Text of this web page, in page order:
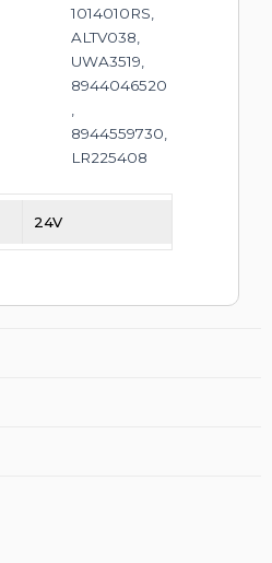
1014010RS,
ALTV038,
UWA3519,
8944046520
,
8944559730,
LR225408
24V